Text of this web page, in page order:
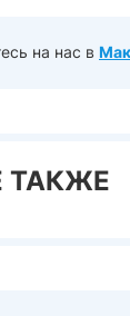
на нас в
ТАКЖЕ